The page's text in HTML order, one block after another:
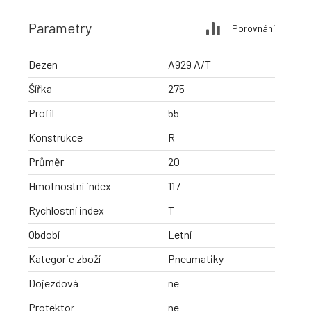
Parametry Porovnání
Dezen
A929 A/T
Šířka
275
Profil
55
Konstrukce
R
Průměr
20
Hmotnostní index
117
Rychlostní index
T
Období
Letní
Kategorie zboží
Pneumatiky
Dojezdová
ne
Protektor
ne